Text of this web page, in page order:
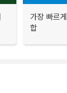
가장 빠르
합